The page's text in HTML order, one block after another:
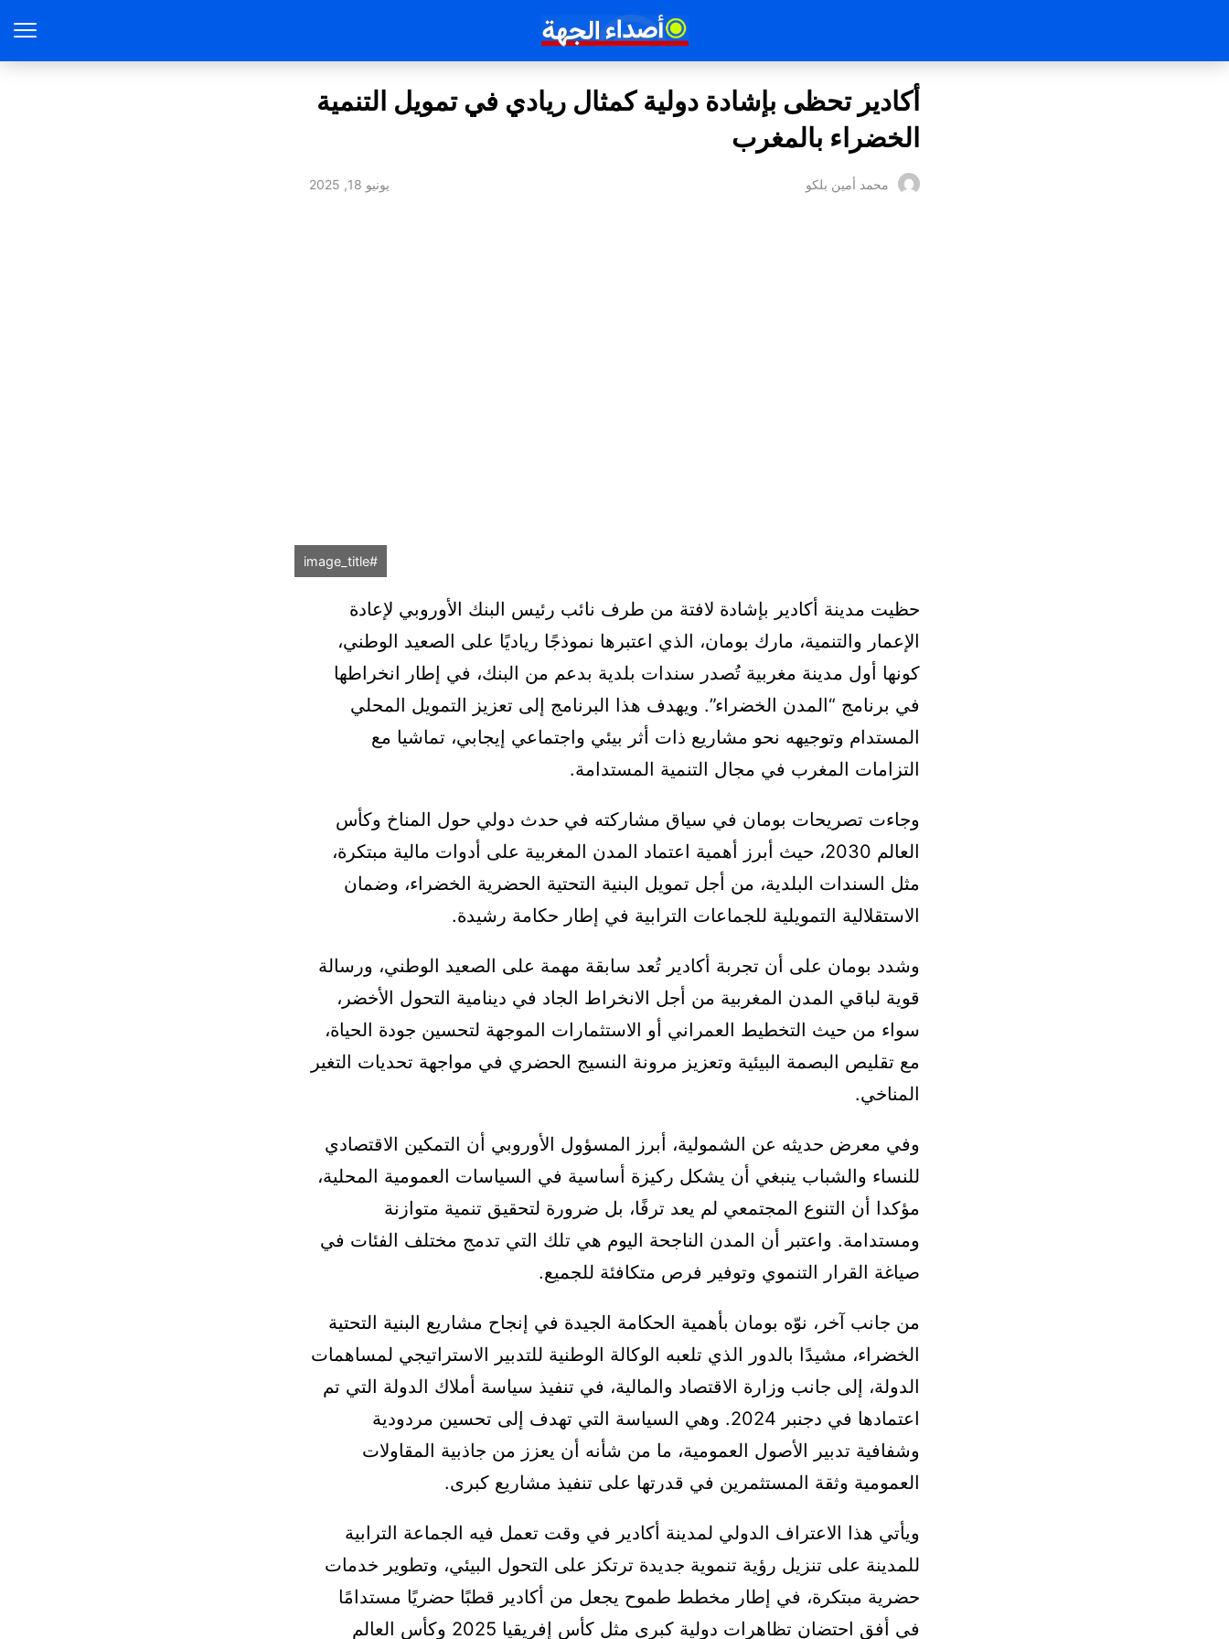
أكادير تحظى بإشادة دولية كمثال ريادي في تمويل التنمية
الخضراء بالمغرب
محمد أمين بلكو يونيو 18, 2025
#image_title
حظيت مدينة أكادير بإشادة لافتة من طرف نائب رئيس البنك الأوروبي لإعادة
الإعمار والتنمية، مارك بومان، الذي اعتبرها نموذجًا رياديًا على الصعيد الوطني،
كونها أول مدينة مغربية تُصدر سندات بلدية بدعم من البنك، في إطار انخراطها
في برنامج “المدن الخضراء”. ويهدف هذا البرنامج إلى تعزيز التمويل المحلي
المستدام وتوجيهه نحو مشاريع ذات أثر بيئي واجتماعي إيجابي، تماشيا مع
التزامات المغرب في مجال التنمية المستدامة.
وجاءت تصريحات بومان في سياق مشاركته في حدث دولي حول المناخ وكأس
العالم 2030، حيث أبرز أهمية اعتماد المدن المغربية على أدوات مالية مبتكرة،
مثل السندات البلدية، من أجل تمويل البنية التحتية الحضرية الخضراء، وضمان
الاستقلالية التمويلية للجماعات الترابية في إطار حكامة رشيدة.
وشدد بومان على أن تجربة أكادير تُعد سابقة مهمة على الصعيد الوطني، ورسالة
قوية لباقي المدن المغربية من أجل الانخراط الجاد في دينامية التحول الأخضر،
سواء من حيث التخطيط العمراني أو الاستثمارات الموجهة لتحسين جودة الحياة،
مع تقليص البصمة البيئية وتعزيز مرونة النسيج الحضري في مواجهة تحديات التغير
المناخي.
وفي معرض حديثه عن الشمولية، أبرز المسؤول الأوروبي أن التمكين الاقتصادي
للنساء والشباب ينبغي أن يشكل ركيزة أساسية في السياسات العمومية المحلية،
مؤكدا أن التنوع المجتمعي لم يعد ترفًا، بل ضرورة لتحقيق تنمية متوازنة
ومستدامة. واعتبر أن المدن الناجحة اليوم هي تلك التي تدمج مختلف الفئات في
صياغة القرار التنموي وتوفير فرص متكافئة للجميع.
من جانب آخر، نوّه بومان بأهمية الحكامة الجيدة في إنجاح مشاريع البنية التحتية
الخضراء، مشيدًا بالدور الذي تلعبه الوكالة الوطنية للتدبير الاستراتيجي لمساهمات
الدولة، إلى جانب وزارة الاقتصاد والمالية، في تنفيذ سياسة أملاك الدولة التي تم
اعتمادها في دجنبر 2024. وهي السياسة التي تهدف إلى تحسين مردودية
وشفافية تدبير الأصول العمومية، ما من شأنه أن يعزز من جاذبية المقاولات
العمومية وثقة المستثمرين في قدرتها على تنفيذ مشاريع كبرى.
ويأتي هذا الاعتراف الدولي لمدينة أكادير في وقت تعمل فيه الجماعة الترابية
للمدينة على تنزيل رؤية تنموية جديدة ترتكز على التحول البيئي، وتطوير خدمات
حضرية مبتكرة، في إطار مخطط طموح يجعل من أكادير قطبًا حضريًا مستدامًا
في أفق احتضان تظاهرات دولية كبرى مثل كأس إفريقيا 2025 وكأس العالم